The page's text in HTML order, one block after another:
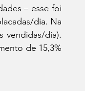
dia. Na
vendidas/dia).
de 15,3%